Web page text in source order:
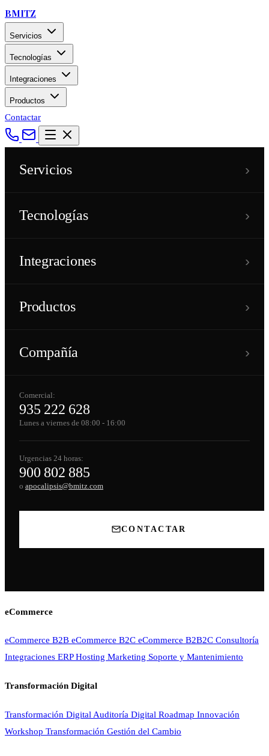
BMITZ
Servicios
Tecnologías
Integraciones
Productos
Contactar
Servicios ›
Tecnologías ›
Integraciones ›
Productos ›
Compañía ›
Comercial:
935 222 628
Lunes a viernes de 08:00 - 16:00
Urgencias 24 horas:
900 802 885
o apocalipsis@bmitz.com
CONTACTAR
eCommerce
eCommerce B2B eCommerce B2C eCommerce B2B2C Consultoría
Integraciones ERPHosting Marketing Soporte y Mantenimiento
Transformación Digital
Transformación DigitalAuditoría Digital Roadmap Innovación
Workshop Transformación Gestión del Cambio